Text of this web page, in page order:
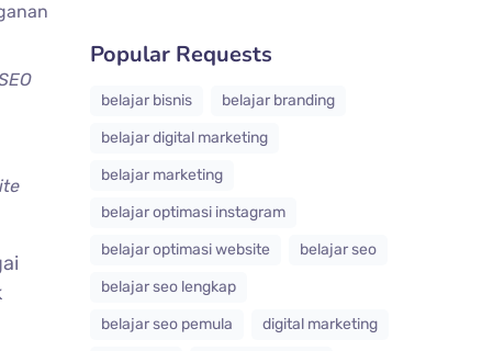
Popular Requests
belajar bisnis
belajar branding
belajar digital marketing
belajar marketing
belajar optimasi instagram
belajar optimasi website
belajar seo
belajar seo lengkap
belajar seo pemula
digital marketing